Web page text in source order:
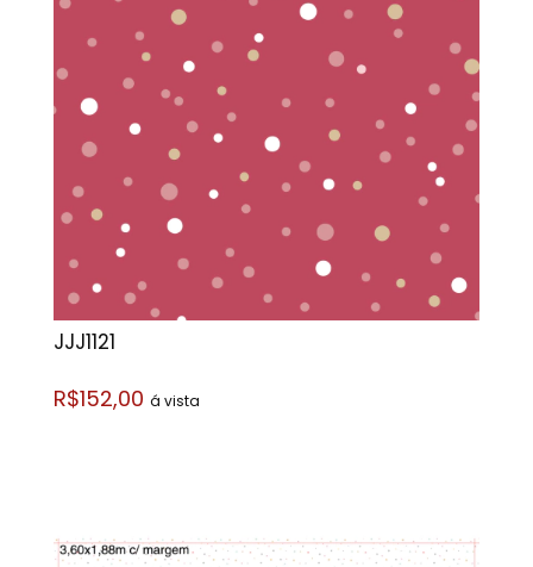
JJJ1121
R$152,00 á vista